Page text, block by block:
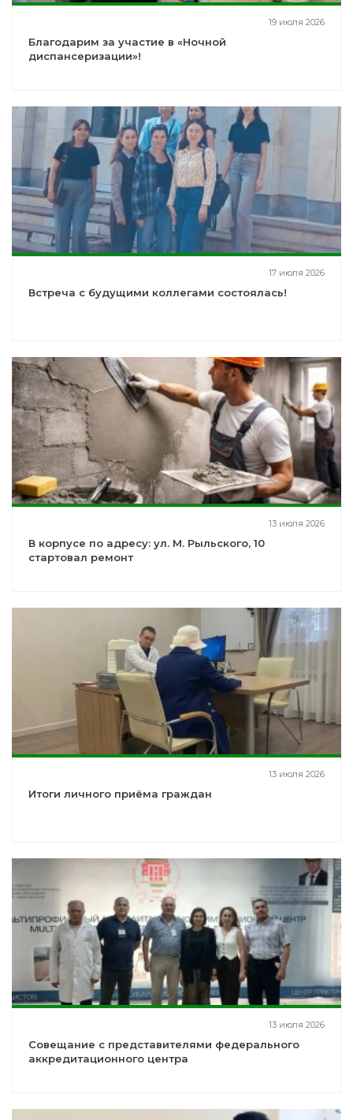
19 июля 2026
Благодарим за участие в «Ночной
диспансеризации»!
17 июля 2026
Встреча с будущими коллегами состоялась!
13 июля 2026
В корпусе по адресу: ул. М. Рыльского, 10
стартовал ремонт
13 июля 2026
Итоги личного приёма граждан
13 июля 2026
Совещание с представителями федерального
аккредитационного центра